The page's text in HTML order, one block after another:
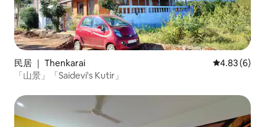
民居 ｜ Thenkarai 平均评分
4.83 (6)
「山景」「Saidevi's Kutir」